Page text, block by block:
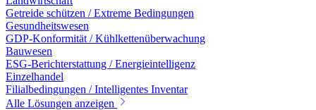
Getreide schützen / Extreme Bedingungen
Gesundheitswesen
GDP-Konformität / Kühlkettenüberwachung
Bauwesen
ESG-Berichterstattung / Energieintelligenz
Einzelhandel
Filialbedingungen / Intelligentes Inventar
Alle Lösungen anzeigen